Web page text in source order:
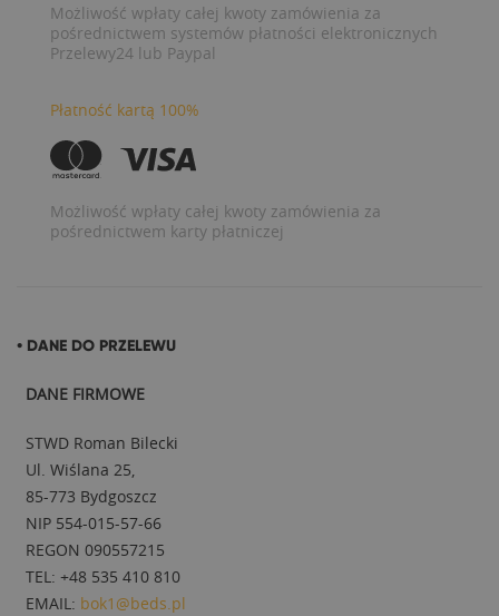
Możliwość wpłaty całej kwoty zamówienia za
pośrednictwem systemów płatności elektronicznych
Przelewy24 lub Paypal
Płatność kartą 100%
Możliwość wpłaty całej kwoty zamówienia za
pośrednictwem karty płatniczej
• DANE DO PRZELEWU
DANE FIRMOWE
STWD Roman Bilecki
Ul. Wiślana 25,
85-773 Bydgoszcz
NIP 554-015-57-66
REGON 090557215
TEL: +48 535 410 810
EMAIL: bok1@beds.pl